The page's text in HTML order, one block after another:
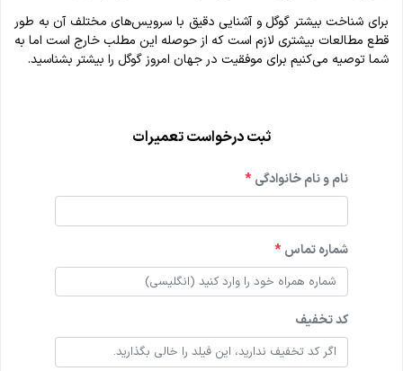
برای شناخت بیشتر گوگل و آشنایی دقیق با سرویس‌های مختلف آن به طور
قطع مطالعات بیشتری لازم است که از حوصله این مطلب خارج است اما به
شما توصیه می‌کنیم برای موفقیت در جهان امروز گوگل را بیشتر بشناسید.
ثبت درخواست تعمیرات
نام و نام خانوادگی *
شماره تماس *
کد تخفیف